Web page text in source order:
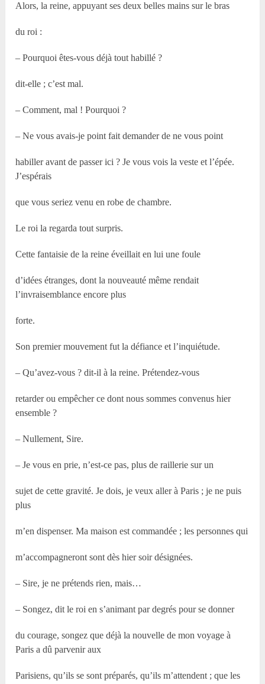
Alors, la reine, appuyant ses deux belles mains sur le bras
du roi :
– Pourquoi êtes-vous déjà tout habillé ?
dit-elle ; c’est mal.
– Comment, mal ! Pourquoi ?
– Ne vous avais-je point fait demander de ne vous point
habiller avant de passer ici ? Je vous vois la veste et l’épée.
J’espérais
que vous seriez venu en robe de chambre.
Le roi la regarda tout surpris.
Cette fantaisie de la reine éveillait en lui une foule
d’idées étranges, dont la nouveauté même rendait
l’invraisemblance encore plus
forte.
Son premier mouvement fut la défiance et l’inquiétude.
– Qu’avez-vous ? dit-il à la reine. Prétendez-vous
retarder ou empêcher ce dont nous sommes convenus hier
ensemble ?
– Nullement, Sire.
– Je vous en prie, n’est-ce pas, plus de raillerie sur un
sujet de cette gravité. Je dois, je veux aller à Paris ; je ne puis
plus
m’en dispenser. Ma maison est commandée ; les personnes qui
m’accompagneront sont dès hier soir désignées.
– Sire, je ne prétends rien, mais…
– Songez, dit le roi en s’animant par degrés pour se donner
du courage, songez que déjà la nouvelle de mon voyage à
Paris a dû parvenir aux
Parisiens, qu’ils se sont préparés, qu’ils m’attendent ; que les